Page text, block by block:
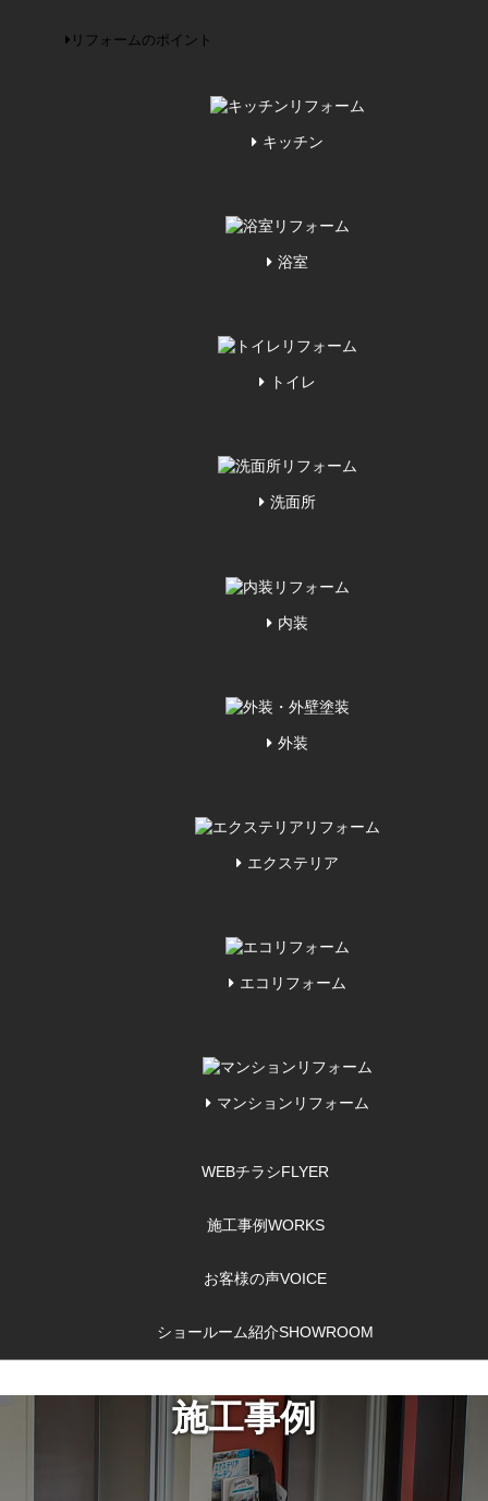
リフォームのポイント
キッチン
浴室
トイレ
洗面所
内装
外装
エクステリア
エコリフォーム
マンションリフォーム
WEBチラシFLYER
施工事例WORKS
お客様の声VOICE
ショールーム紹介SHOWROOM
施工事例